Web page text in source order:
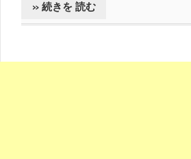
» 続きを 読む